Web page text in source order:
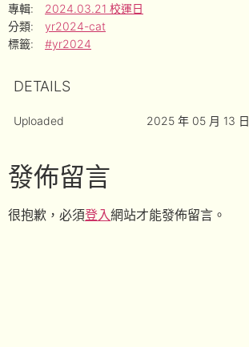
專輯:
2024.03.21 校運日
分類:
yr2024-cat
標籤:
#yr2024
DETAILS
Uploaded 2025 年 05 月 13 日
發佈留言
很抱歉，必須登入網站才能發佈留言。